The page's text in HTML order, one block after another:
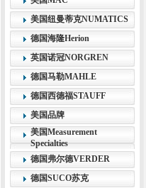
美国纽曼蒂克NUMATICS
德国海隆Herion
英国诺冠NORGREN
德国马勒MAHLE
德国西德福STAUFF
美国品牌
美国Measurement
Specialties
德国弗尔德VERDER
德国SUCO苏克